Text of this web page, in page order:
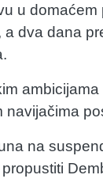
u
dva dana
navijačima
na